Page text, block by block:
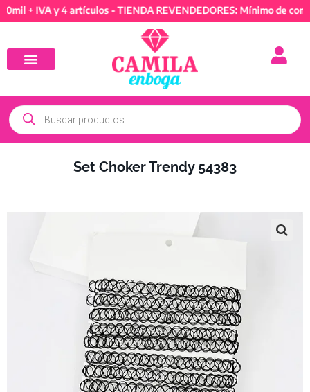
+ IVA y 4 artículos - TIENDA REVENDEDORES: Mínimo de
Set Choker Trendy 54383